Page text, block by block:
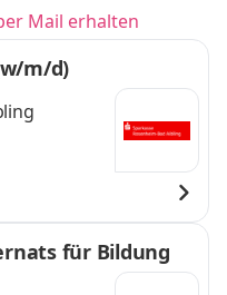
Mail erhalten
m/d)
für Bildung